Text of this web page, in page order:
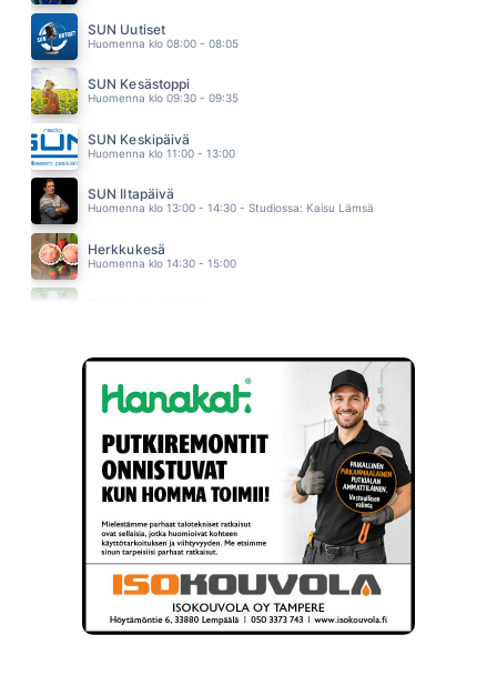
ANNA PUU
15.15
SUN Uutiset
Huomenna klo 08:00 - 08:05
SUN Kesästoppi
Huomenna klo 09:30 - 09:35
SUN Keskipäivä
Huomenna klo 11:00 - 13:00
SUN Iltapäivä
Huomenna klo 13:00 - 14:30 - Studiossa: Kaisu Lämsä
Herkkukesä
Huomenna klo 14:30 - 15:00